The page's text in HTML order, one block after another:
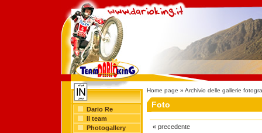
Dario Re
Il team
Photogallery
Home page » Archivio delle gallerie
Foto
« precedente